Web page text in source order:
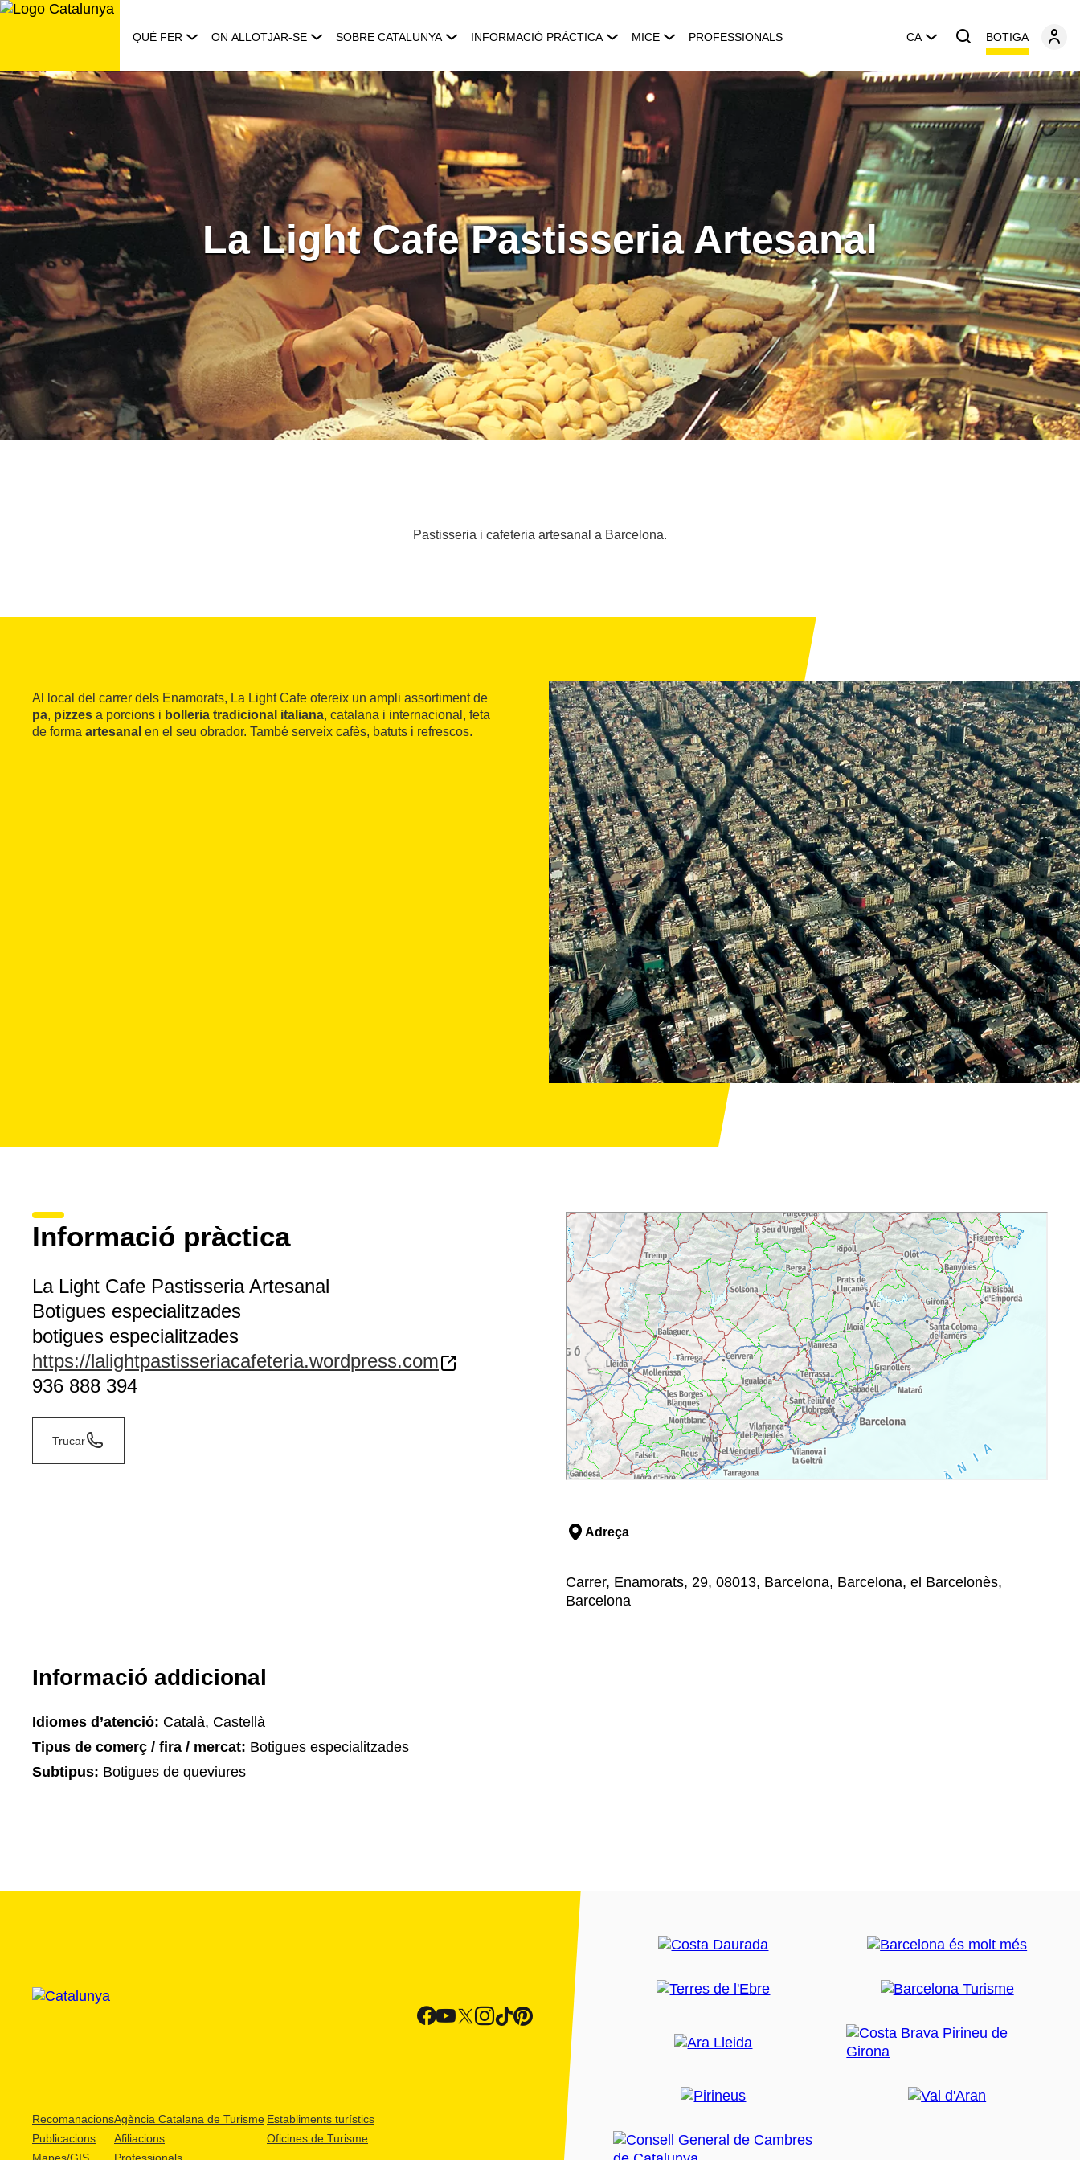
Saltar
QUÈ FER ON ALLOTJAR-SE SOBRE CATALUNYA INFORMACIÓ PRÀCTICA MICE PROFESSIONALS CA BOTIGA
La Light Cafe Pastisseria Artesanal
Pastisseria i cafeteria artesanal a Barcelona.
Al local del carrer dels Enamorats, La Light Cafe ofereix un ampli assortiment de
pa, pizzes a porcions i bolleria tradicional italiana, catalana i internacional, feta
de forma artesanal en el seu obrador. També serveix cafès, batuts i refrescos.
Informació pràctica
La Light Cafe Pastisseria Artesanal
Botigues especialitzades
botigues especialitzades
https://lalightpastisseriacafeteria.wordpress.com
936 888 394
Trucar
Adreça
Carrer, Enamorats, 29, 08013, Barcelona, Barcelona, el Barcelonès,
Barcelona
Informació addicional
Idiomes d’atenció: Català, Castellà
Tipus de comerç / fira / mercat: Botigues especialitzades
Subtipus: Botigues de queviures
Recomanacions
Publicacions
Agència Catalana de Turisme
Afiliacions
Establiments turístics
Oficines de Turisme